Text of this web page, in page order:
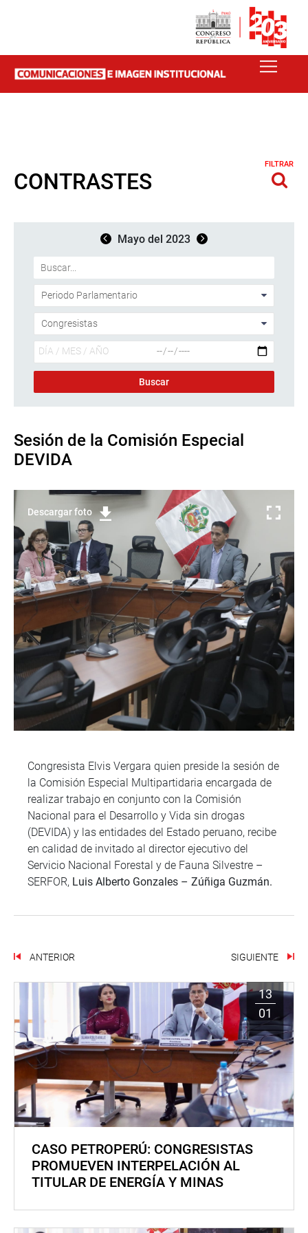
CONTRASTES
FILTRAR
Mayo del 2023
Sesión de la Comisión Especial
DEVIDA
Descargar foto
Congresista Elvis Vergara quien preside la sesión de
la Comisión Especial Multipartidaria encargada de
realizar trabajo en conjunto con la Comisión
Nacional para el Desarrollo y Vida sin drogas
(DEVIDA) y las entidades del Estado peruano, recibe
en calidad de invitado al director ejecutivo del
Servicio Nacional Forestal y de Fauna Silvestre –
SERFOR, Luis Alberto Gonzales – Zúñiga Guzmán.
ANTERIOR SIGUIENTE
13
01
CASO PETROPERÚ: CONGRESISTAS
PROMUEVEN INTERPELACIÓN AL
TITULAR DE ENERGÍA Y MINAS